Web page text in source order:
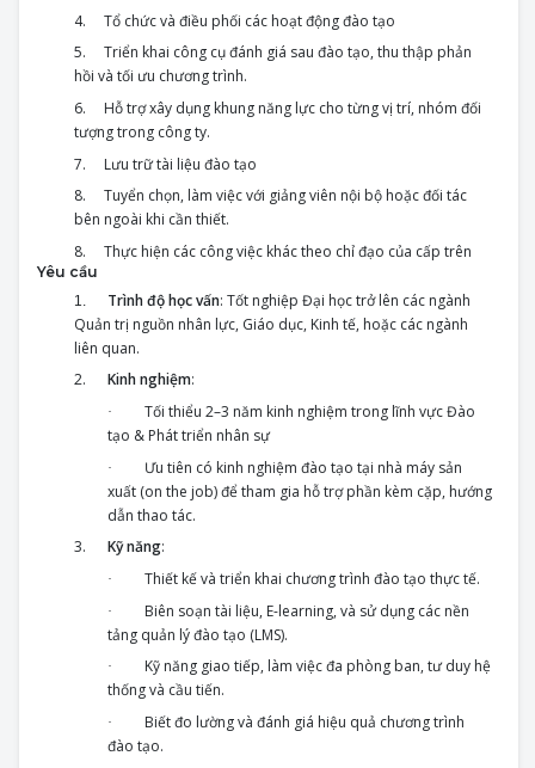
4.
Tổ chức và điều phối các hoạt động đào tạo
5.
Triển khai công cụ đánh giá sau đào tạo, thu thập phản
hồi và tối ưu chương trình.
6.
Hỗ trợ xây dụng khung năng lực cho từng vị trí, nhóm đối
tượng trong công ty.
7.
Lưu trữ tài liệu đào tạo
8.
Tuyển chọn, làm việc với giảng viên nội bộ hoặc đối tác
bên ngoài khi cần thiết.
8.
Thực hiện các công việc khác theo chỉ đạo của cấp trên
Yêu cầu
1. Trình độ học vấn: Tốt nghiệp Đại học trở lên các ngành
Quản trị nguồn nhân lực, Giáo dục, Kinh tế, hoặc các ngành
liên quan.
2.
Kinh nghiệm:
·
Tối thiểu 2–3 năm kinh nghiệm trong lĩnh vực Đào
tạo & Phát triển nhân sự
· Ưu tiên có kinh nghiệm đào tạo tại nhà máy sản
xuất (on the job) để tham gia hỗ trợ phần kèm cặp, hướng
dẫn thao tác.
3.
Kỹ năng:
· Thiết kế và triển khai chương trình đào tạo thực tế.
·
Biên soạn tài liệu, E-learning, và sử dụng các nền
tảng quản lý đào tạo (LMS).
·
Kỹ năng giao tiếp, làm việc đa phòng ban, tư duy hệ
thống và cầu tiến.
·
Biết đo lường và đánh giá hiệu quả chương trình
đào tạo.